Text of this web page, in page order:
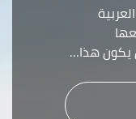
يكون هذا…